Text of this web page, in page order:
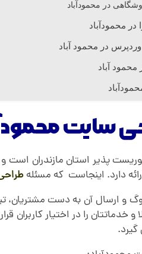
در محمودآباد
محمودآباد
در محمود آباد
آباد
سایت
پذیر استان مازندران است
دارد. اینجاست که مسئله
و ارسال آن به دست مشتریان،
و خدماتتان را در اختیار